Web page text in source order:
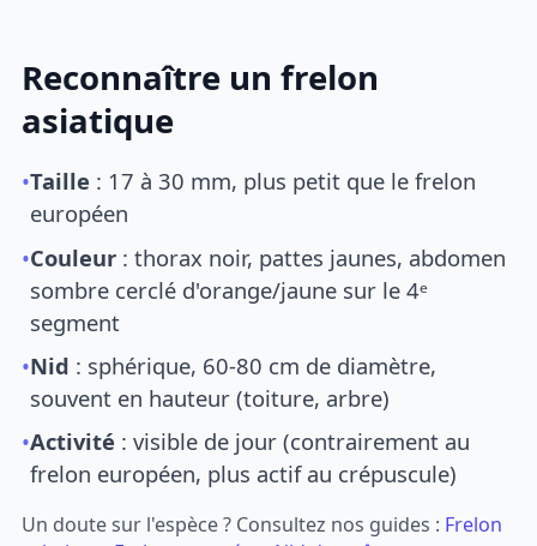
Reconnaître un frelon
asiatique
•Taille : 17 à 30 mm, plus petit que le frelon
européen
•Couleur : thorax noir, pattes jaunes, abdomen
sombre cerclé d'orange/jaune sur le 4ᵉ
segment
•Nid : sphérique, 60-80 cm de diamètre,
souvent en hauteur (toiture, arbre)
•Activité : visible de jour (contrairement au
frelon européen, plus actif au crépuscule)
Un doute sur l'espèce ? Consultez nos guides : Frelon